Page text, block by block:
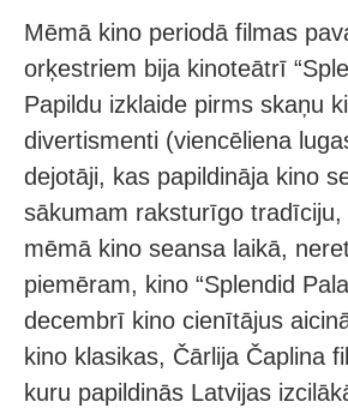
Mēmā kino periodā filmas
orķestriem bija kinoteātrī
Papildu izklaide pirms skaņu
divertismenti (viencēliena
dejotāji, kas papildināja kino
sākumam raksturīgo
mēmā kino seansa laikā,
piemēram, kino “Splendid
decembrī kino cienītājus
kino klasikas, Čārlija Čaplina
kuru papildinās Latvijas